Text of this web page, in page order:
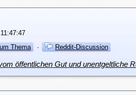
Thema · Reddit-Discussion
öffentlichen Gut und unentgeltliche